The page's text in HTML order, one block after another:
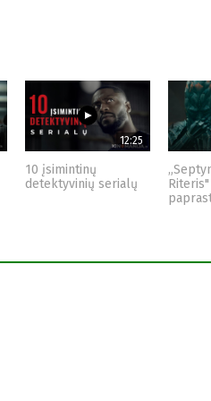
12:25
10 įsimintinų
detektyvinių serialų